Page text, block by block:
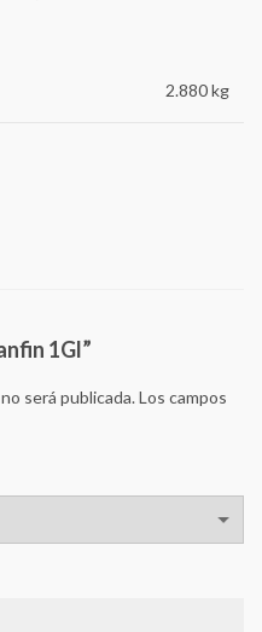
2.880 kg
1Gl”
será publicada.Los campos